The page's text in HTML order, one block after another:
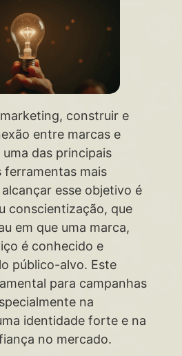
construir e
entre marcas e
das principais
ferramentas mais
esse objetivo é
conscientização, que
em que uma marca,
é conhecido e
público-alvo. Este
para campanhas
na
identidade forte e na
no mercado.